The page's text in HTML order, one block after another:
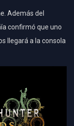
Además del
confirmó que uno
llegará a la consola